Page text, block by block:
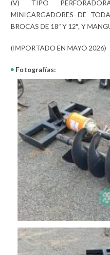
(V) TIPO
MINICARGADORES DE
BROCAS DE 18″ Y 12″, Y
(IMPORTADO EN MAYO 2026)
Fotografías: